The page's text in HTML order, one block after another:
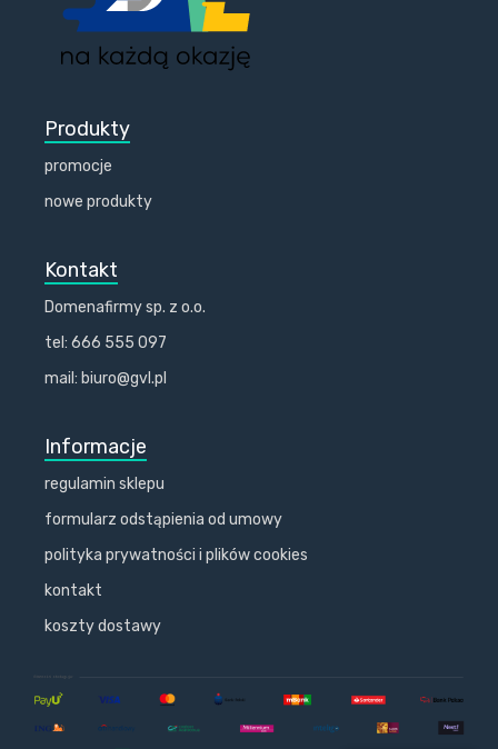
Produkty
promocje
nowe produkty
Kontakt
Domenafirmy sp. z o.o.
tel: 666 555 097
mail: biuro@gvl.pl
Informacje
regulamin sklepu
formularz odstąpienia od umowy
polityka prywatności i plików cookies
kontakt
koszty dostawy